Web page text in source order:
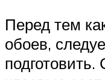
Перед тем
обоев,